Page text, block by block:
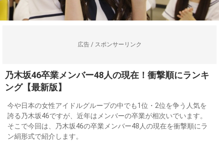
広告 / スポンサーリンク
乃木坂46卒業メンバー48人の現在！衝撃順にランキ
ング【最新版】
今や日本の女性アイドルグループの中でも1位・2位を争う人気を
誇る乃木坂46ですが、近年はメンバーの卒業が相次いでいます。
そこで今回は、乃木坂46の卒業メンバー48人の現在を衝撃順にラ
ン絹形式で紹介します。